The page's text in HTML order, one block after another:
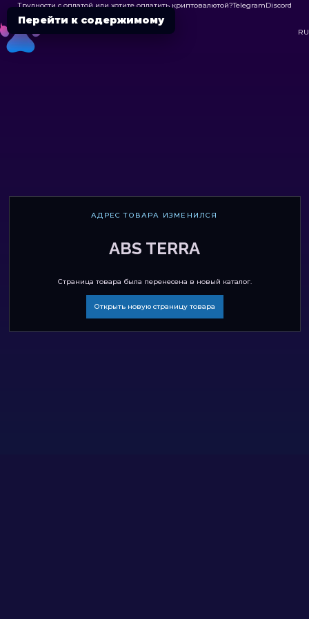
Перейти к содержимому
Трудности с оплатой или хотите оплатить криптовалютой?TelegramDiscord

RU
АДРЕС ТОВАРА ИЗМЕНИЛСЯ
ABS TERRA
Страница товара была перенесена в новый каталог.
Открыть новую страницу товара